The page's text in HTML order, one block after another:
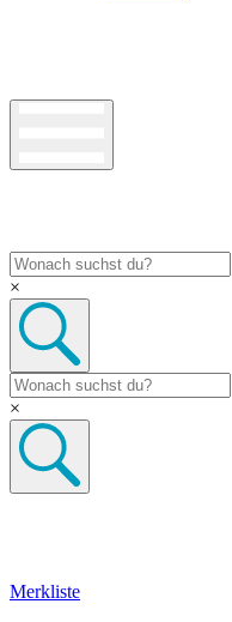
×
×
Merkliste